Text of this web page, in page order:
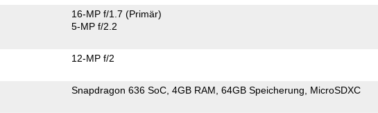
16-MP f/1.7 (Primär)
5-MP f/2.2
12-MP f/2
Snapdragon 636 SoC 4GB RAM 64GB Speicherung MicroSDXC